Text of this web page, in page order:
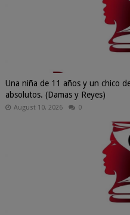
Una niña de 11 años y un chico
absolutos. (Damas y Reyes)
August 10, 2026 0